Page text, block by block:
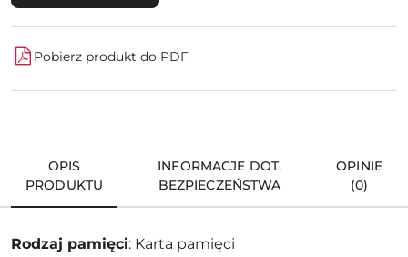
Pobierz produkt do PDF
OPIS
PRODUKTU
INFORMACJE DOT.
BEZPIECZEŃSTWA
OPINIE
(0)
Rodzaj pamięci: Karta pamięci